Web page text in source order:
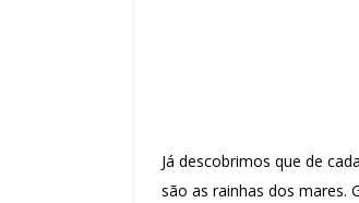
Já descobrimos que de
são as rainhas dos mares.